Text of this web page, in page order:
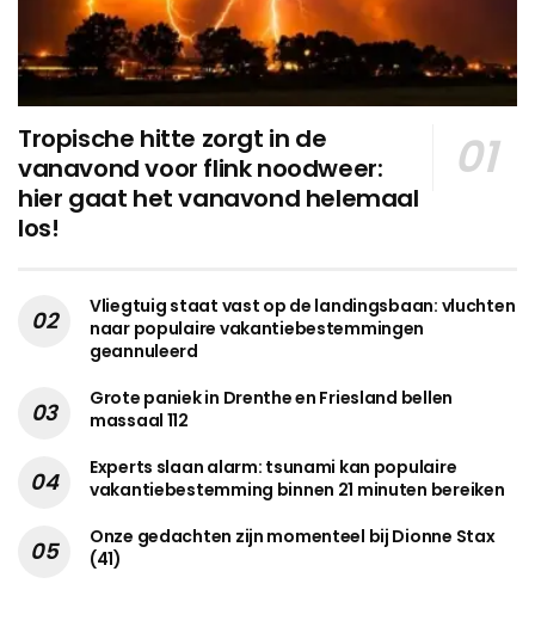
Tropische hitte zorgt in de
vanavond voor flink noodweer:
hier gaat het vanavond helemaal
los!
Vliegtuig staat vast op de landingsbaan: vluchten
naar populaire vakantiebestemmingen
geannuleerd
Grote paniek in Drenthe en Friesland bellen
massaal 112
Experts slaan alarm: tsunami kan populaire
vakantiebestemming binnen 21 minuten bereiken
Onze gedachten zijn momenteel bij Dionne Stax
(41)